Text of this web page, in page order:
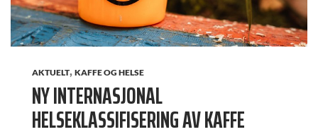
AKTUELT, KAFFE OG HELSE
NY INTERNASJONAL
HELSEKLASSIFISERING AV KAFFE